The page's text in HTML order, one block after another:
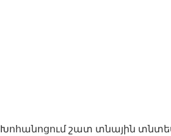
Խոհանոցում շատ տնային